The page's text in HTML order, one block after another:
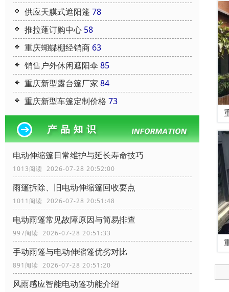
供应天膜式遮阳篷 78
推拉蓬订购中心 58
重庆蝴蝶棚经销商 63
销售户外休闲遮阳伞 85
重庆新型露台篷厂家 84
重庆新型车篷定制价格 73
电动伸缩篷日常维护与延长寿命技巧
1013阅读 2026-07-28 20:52:00
雨篷拆除、旧电动伸缩篷回收要点
1011阅读 2026-07-28 20:51:48
电动雨篷常见故障原因与简易排查
997阅读 2026-07-28 20:51:33
手动雨篷与电动伸缩篷优劣对比
891阅读 2026-07-28 20:51:20
风雨感应智能电动篷功能介绍